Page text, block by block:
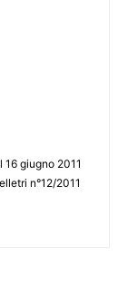
giugno 2011
n°12/2011